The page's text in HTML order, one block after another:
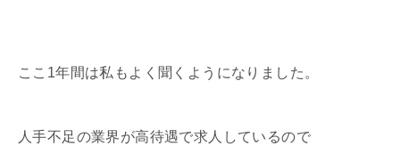
ここ1年間は私もよく聞くようになりました。
人手不足の業界が高待遇で求人しているので